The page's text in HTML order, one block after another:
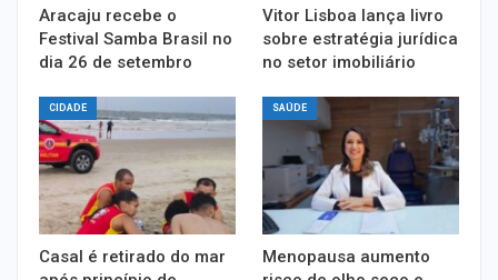
Aracaju recebe o
Festival Samba Brasil no
dia 26 de setembro
Vitor Lisboa lança livro
sobre estratégia jurídica
no setor imobiliário
CIDADE
Casal é retirado do mar
SAÚDE
Menopausa aumento